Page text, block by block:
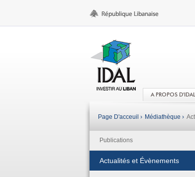
A PROPOS D'IDAL
Page D'acceuil › Médiathèque ›
Publications
Actualités et Évènements